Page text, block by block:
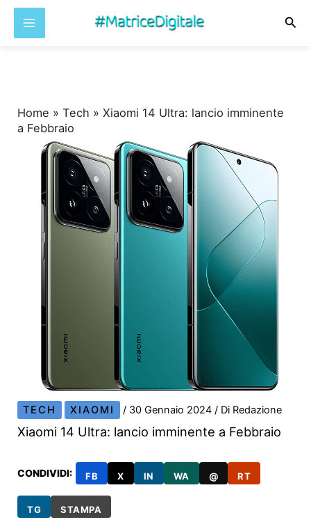
Home »Tech »Xiaomi 14 Ultra: lancio imminente
a Febbraio
TECH XIAOMI / 30 Gennaio 2024/ Di Redazione
Xiaomi 14 Ultra: lancio imminente a Febbraio
CONDIVIDI: FB X IN WA @ RT
TG STAMPA